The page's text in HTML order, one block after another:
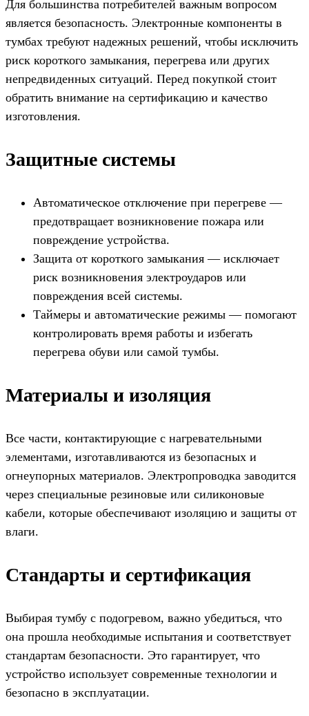
Для большинства потребителей важным вопросом
является безопасность. Электронные компоненты в
тумбах требуют надежных решений, чтобы исключить
риск короткого замыкания, перегрева или других
непредвиденных ситуаций. Перед покупкой стоит
обратить внимание на сертификацию и качество
изготовления.
Защитные системы
Автоматическое отключение при перегреве —
предотвращает возникновение пожара или
повреждение устройства.
Защита от короткого замыкания — исключает
риск возникновения электроударов или
повреждения всей системы.
Таймеры и автоматические режимы — помогают
контролировать время работы и избегать
перегрева обуви или самой тумбы.
Материалы и изоляция
Все части, контактирующие с нагревательными
элементами, изготавливаются из безопасных и
огнеупорных материалов. Электропроводка заводится
через специальные резиновые или силиконовые
кабели, которые обеспечивают изоляцию и защиты от
влаги.
Стандарты и сертификация
Выбирая тумбу с подогревом, важно убедиться, что
она прошла необходимые испытания и соответствует
стандартам безопасности. Это гарантирует, что
устройство использует современные технологии и
безопасно в эксплуатации.